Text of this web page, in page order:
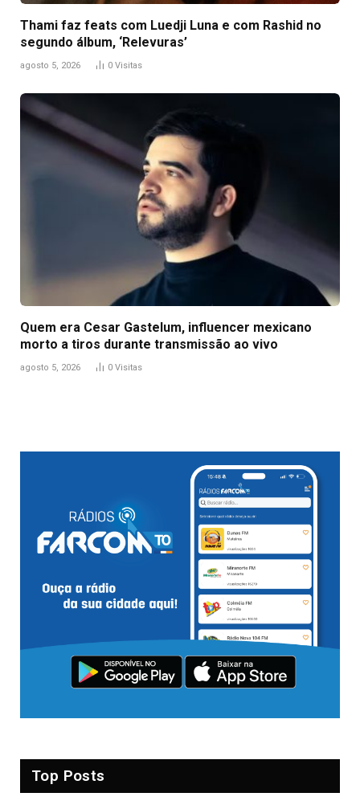
Thami faz feats com Luedji Luna e com Rashid no
segundo álbum, ‘Relevuras’
agosto 5, 2026 0 Visitas
Quem era Cesar Gastelum, influencer mexicano
morto a tiros durante transmissão ao vivo
agosto 5, 2026 0 Visitas
Top Posts